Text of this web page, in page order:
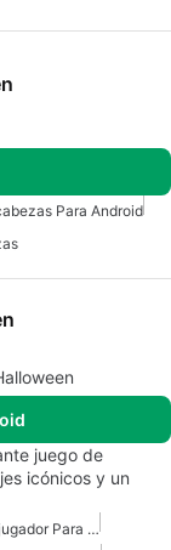
Para Android
juego de
icónicos y un
Juegos Deportivos Multijugador Para Android